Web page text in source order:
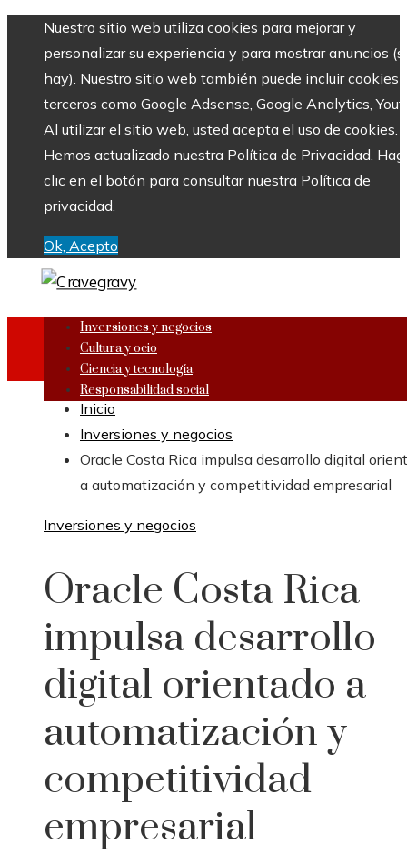
Nuestro sitio web utiliza cookies para mejorar y
personalizar su experiencia y para mostrar anuncios
hay). Nuestro sitio web también puede incluir cookies
terceros como Google Adsense, Google Analytics,
Al utilizar el sitio web, usted acepta el uso de cookies.
Hemos actualizado nuestra Política de Privacidad.
clic en el botón para consultar nuestra Política de
privacidad.
Ok, Acepto
Inversiones y negocios
Cultura y ocio
Ciencia y tecnología
Responsabilidad social
Inicio
Inversiones y negocios
Oracle Costa Rica impulsa desarrollo digital
a automatización y competitividad empresarial
Inversiones y negocios
Oracle Costa Rica
impulsa desarrollo
digital orientado a
automatización y
competitividad
empresarial